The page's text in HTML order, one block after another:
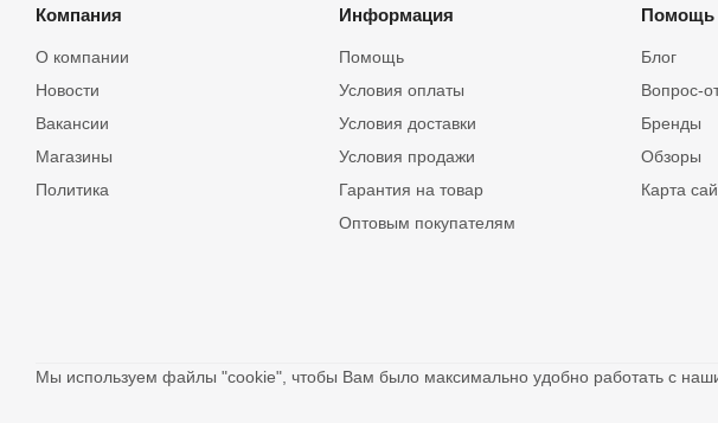
Компания
О компании
Новости
Вакансии
Магазины
Политика
Информация
Помощь
Условия оплаты
Условия доставки
Условия продажи
Гарантия на товар
Оптовым покупателям
Помощь
Блог
Вопрос-
Бренды
Обзоры
Карта
Мы используем файлы "cookie", чтобы Вам было максимально удобно работать с